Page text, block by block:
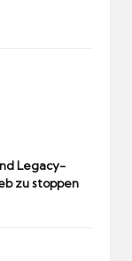
Legacy-
zu stoppen